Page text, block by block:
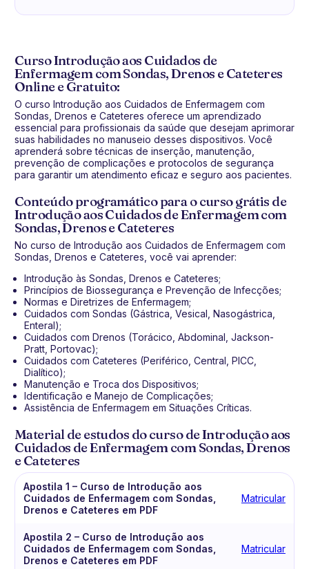
Curso Introdução aos Cuidados de
Enfermagem com Sondas, Drenos e Cateteres
Online e Gratuito:
O curso Introdução aos Cuidados de Enfermagem com
Sondas, Drenos e Cateteres oferece um aprendizado
essencial para profissionais da saúde que desejam aprimorar
suas habilidades no manuseio desses dispositivos. Você
aprenderá sobre técnicas de inserção, manutenção,
prevenção de complicações e protocolos de segurança
para garantir um atendimento eficaz e seguro aos pacientes.
Conteúdo programático para o curso grátis de
Introdução aos Cuidados de Enfermagem com
Sondas, Drenos e Cateteres
No curso de Introdução aos Cuidados de Enfermagem com
Sondas, Drenos e Cateteres, você vai aprender:
Introdução às Sondas, Drenos e Cateteres;
Princípios de Biossegurança e Prevenção de Infecções;
Normas e Diretrizes de Enfermagem;
Cuidados com Sondas (Gástrica, Vesical, Nasogástrica,
Enteral);
Cuidados com Drenos (Torácico, Abdominal, Jackson-
Pratt, Portovac);
Cuidados com Cateteres (Periférico, Central, PICC,
Dialítico);
Manutenção e Troca dos Dispositivos;
Identificação e Manejo de Complicações;
Assistência de Enfermagem em Situações Críticas.
Material de estudos do curso de Introdução aos
Cuidados de Enfermagem com Sondas, Drenos
e Cateteres
Apostila 1 – Curso de Introdução aos
Cuidados de Enfermagem com Sondas,
Drenos e Cateteres em PDF
Matricular
Apostila 2 – Curso de Introdução aos
Cuidados de Enfermagem com Sondas,
Drenos e Cateteres em PDF
Matricular